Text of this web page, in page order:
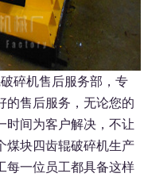
碎机售后服务部，专
的售后服务，无论您的
时间为客户解决，不让
煤块四齿辊破碎机生产
每一位员工都具备这样